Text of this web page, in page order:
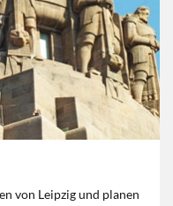
von Leipzig und planen